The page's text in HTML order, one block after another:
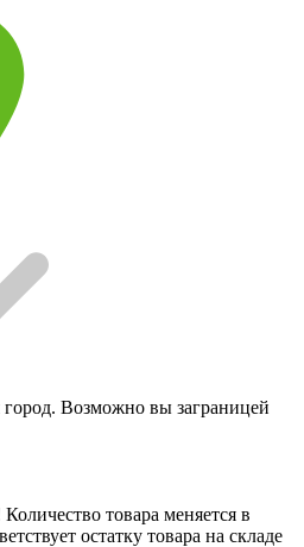
Возможно вы заграницей
Количество товара меняется в
остатку товара на складе